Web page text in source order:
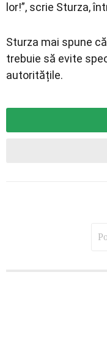
lor!”, scrie Sturza,
Sturza mai spune
trebuie să evite
autoritățile.